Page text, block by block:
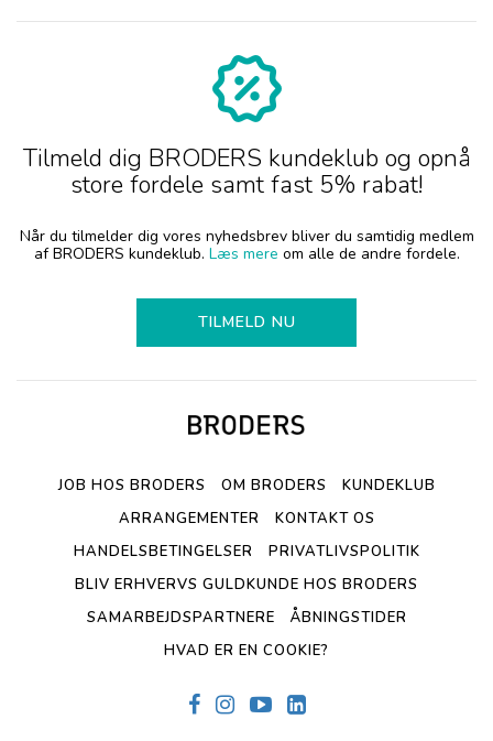
Tilmeld dig BRODERS kundeklub og opnå
store fordele samt fast 5% rabat!
Når du tilmelder dig vores nyhedsbrev bliver du samtidig medlem
af BRODERS kundeklub. Læs mere om alle de andre fordele.
TILMELD NU
JOB HOS BRODERS OM BRODERS
KUNDEKLUB
ARRANGEMENTER
KONTAKT OS
HANDELSBETINGELSER
PRIVATLIVSPOLITIK
BLIV ERHVERVS GULDKUNDE HOS BRODERS
SAMARBEJDSPARTNERE
ÅBNINGSTIDER
HVAD ER EN COOKIE?